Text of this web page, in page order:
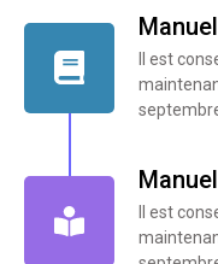
Il est
Il est